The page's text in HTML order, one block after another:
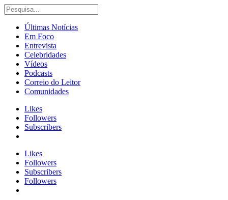
Últimas Notícias
Em Foco
Entrevista
Celebridades
Vídeos
Podcasts
Correio do Leitor
Comunidades
Likes
Followers
Subscribers
Likes
Followers
Subscribers
Followers